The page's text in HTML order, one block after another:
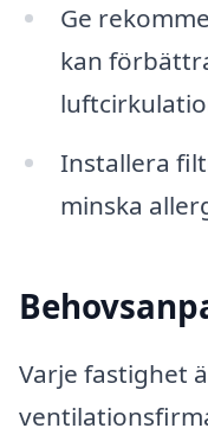
Ge
kan
Installera
minska
Varje fastighet